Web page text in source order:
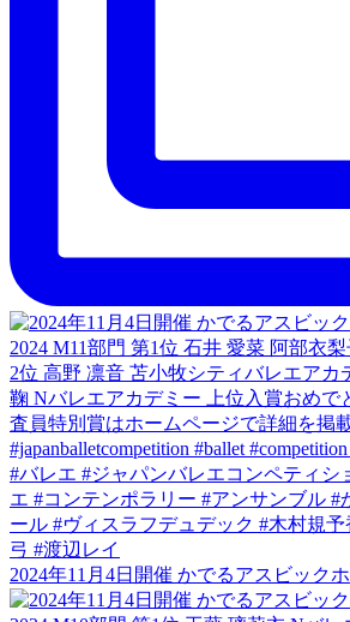
2024年11月4日開催 かでるアスビックホ